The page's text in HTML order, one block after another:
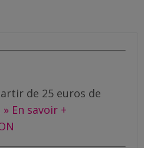
de 25 euros de
» En savoir +